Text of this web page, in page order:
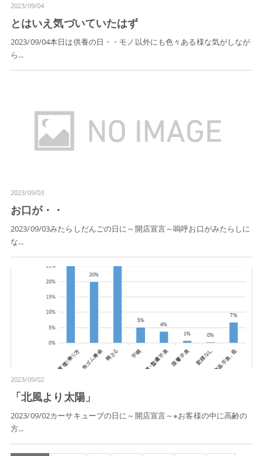
2023/09/04
とはいえ気づいていたはず
2023/09/04本日は供養の日・・モノ以外にも色々ある様な気がしなが
ら...
2023/09/03
お口が・・
2023/09/03みたらしだんごの日に～開店宣言～嗚呼お口がみたらしに
な...
2023/09/02
「北風より太陽」
2023/09/02カーサキューブの日に～開店宣言～※お客様の中に高齢の
方...